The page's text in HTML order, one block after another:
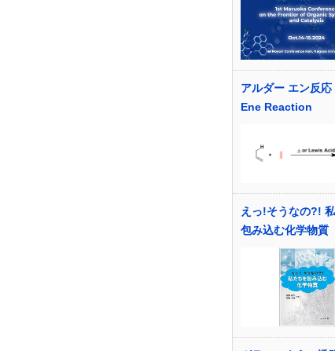
アルダー エン反
Ene Reaction
えっ!そうなの?!
包み込む化学物質